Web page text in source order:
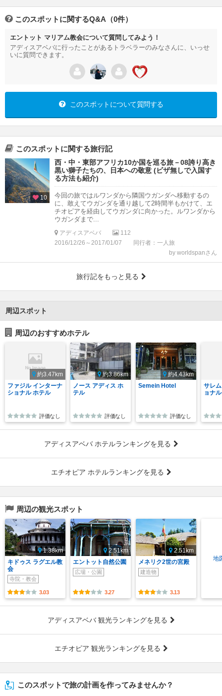
このスポットに関するQ&A（0件）
エントット マリアム教会について質問してみよう！
アディスアベバに行ったことがあるトラベラーのみなさんに、いっせ
いに質問できます。
このスポットについて質問する
このスポットに関する旅行記
10
西・中・東部アフリカ10か国を巡る旅－08誇り高き
黒い獅子たちの、日本への敬意 (ビザ無しで入国す
る方法も紹介)
今回の旅ではルワンダから隣国ウガンダへ移動するの
に、敢えてウガンダを通り越して2時間半もかけて、エ
チオピアを経由してウガンダに向かった。ルワンダから
ウガンダまで...
アディスアベバ
112
2016/12/26～2017/01/07
同行者：一人旅
by worldspanさん
旅行記をもっと見る
周辺スポット
周辺のおすすめホテル
約3.47km
ファジル インターナ
ショナル ホテル
評価なし
約3.86km
ノース アディス ホ
テル
評価なし
約4.43km
Semein Hotel
評価なし
サレ
ョナ
アディスアベバ ホテルランキングを見る
エチオピア ホテルランキングを見る
周辺の観光スポット
1.38km
キドゥス ラグエル教
会
寺院・教会
3.03
2.51km
エントット自然公園
広場・公園
3.27
2.51km
メネリク2世の宮殿
建造物
3.13
地
アディスアベバ 観光ランキングを見る
エチオピア 観光ランキングを見る
このスポットで旅の計画を作ってみませんか？